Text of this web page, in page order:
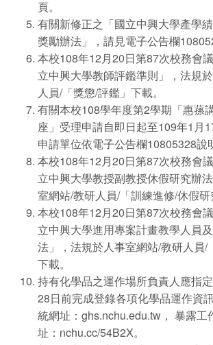
頁。
有關新修正之「國立中興大學產學
獎勵辦法」，請見電子公告欄
本校108年12月20日第87次校務會
立中興大學教師評鑑準則」，法規
人員/「獎懲/評鑑」下載。
有關本校108學年度第2學期「惠蓀
座」受理申請自即日起至109年1月
申請單位依電子公告欄10805328說
本校108年12月20日第87次校務會
立中興大學教授副教授休假研究辦
室網站/教研人員/「訓練進修/休假研
本校108年12月20日第87次校務會
立中興大學進用專案計畫教學人員
法」，法規於人事室網站/教研人員/
下載。
持有化學品之運作場所負責人應指
28日前完成登錄各項化學品運作資
統網址：ghs.nchu.edu.tw， 暴露工
址：nchu.cc/54B2X。